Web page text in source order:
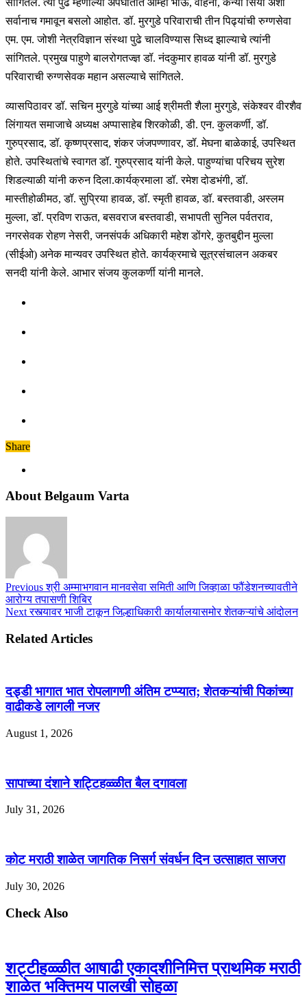
सर्वानाच गमावून बसलो आहोत. डॉ. मुरगुडे परिवाराची तीन पिढ्यांची रुग्णसेवा
एम. एम. जोशी नेत्रविज्ञान संस्था पुढे चालविण्यास सिध्द झाल्याचे त्यांनी
सांगितले. प्रमुख पाहुणे बालरोगतज्ज्ञ डॉ. नंदकुमार हावळ यांनी डॉ. मुरगुडे
परिवाराची रुग्णसेवक महान असल्याचे सांगितले.
व्यासपिठावर डॉ. सचिन मुरगुडे यांच्या आई श्रीमती शैला मुरगुडे, संकेश्वर वीरशैव
लिंगायत समाजाचे अध्यक्ष अप्पासाहेब शिरकोळी, डी. एन. कुलकर्णी, डॉ.
गुरुप्रसाद, डॉ. कृष्णप्रसाद, शंकर जंजपण्णावर, डॉ. मेघना बाळेकाई, उपस्थित
होते. उपस्थितांचे स्वागत डॉ. गुरुप्रसाद यांनी केले. पाहुण्यांचा परिचय सुरेश
शिडल्याळी यांनी करुन दिला.कार्यक्रमाला डॉ. रमेश दोडभंगी, डॉ.
मास्तीहोळीमठ, डॉ. सुप्रिया हावळ, डॉ. स्मृती हावळ, डॉ. बस्तवाडी, अस्लम
मुल्ला, डॉ. प्रविण राऊत, बसवराज बस्तवाडी, सभापती सुनिल पर्वतराव,
नगरसेवक रोहण नेसरी, जनसंपर्क अधिकारी महेश डोंगरे, कुतबुद्दीन मुल्ला
(सीईओ) अनेक मान्यवर उपस्थित होते. कार्यक्रमाचे सूत्रसंचालन अकबर
सनदी यांनी केले. आभार संजय कुलकर्णी यांनी मानले.
Share
About Belgaum Varta
Previousश्री अम्माभगवान मानवसेवा समिती आणि जिव्हाळा फौंडेशनच्यावतीने
आरोग्य तपासणी शिबिर
Nextरस्त्यावर भाजी टाकून जिल्हाधिकारी कार्यालयासमोर शेतकऱ्यांचे आंदोलन
Related Articles
दड्डी भागात भात रोपलागणी अंतिम टप्प्यात; शेतकऱ्यांची पिकांच्या
वाढीकडे लागली नजर
August 1, 2026
सापाच्या दंशाने शट्टिहळ्ळीत बैल दगावला
July 31, 2026
कोट मराठी शाळेत जागतिक निसर्ग संवर्धन दिन उत्साहात साजरा
July 30, 2026
Check Also
शट्टीहळ्ळीत आषाढी एकादशीनिमित्त प्राथमिक मराठी
शाळेत भक्तिमय पालखी सोहळा